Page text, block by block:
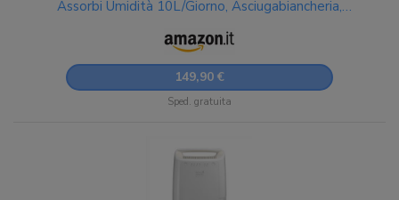
Assorbi Umidità 10L/Giorno, Asciugabiancheria,
Antimuffa, Bassa Rumorosità, Bianco (DEX210SF)
149,90 €
Sped. gratuita